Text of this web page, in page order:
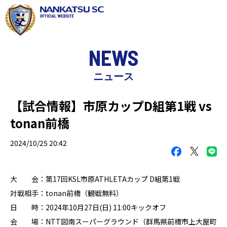
NEWS
ニュース
【試合情報】市原カップD組第1戦 vs
tonan前橋
2024/10/25 20:42
大 会：第17回KSL市原ATHLETAカップ D組第1戦
対戦相手：tonan前橋（観戦無料）
日 時：2024年10月27日(日) 11:00キックオフ
会 場：NTT図南スーパーグラウンド（群馬県前橋市上大屋町